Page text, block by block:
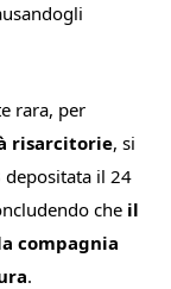
rara, per
risarcitorie, si
il 24
che il
compagnia
.